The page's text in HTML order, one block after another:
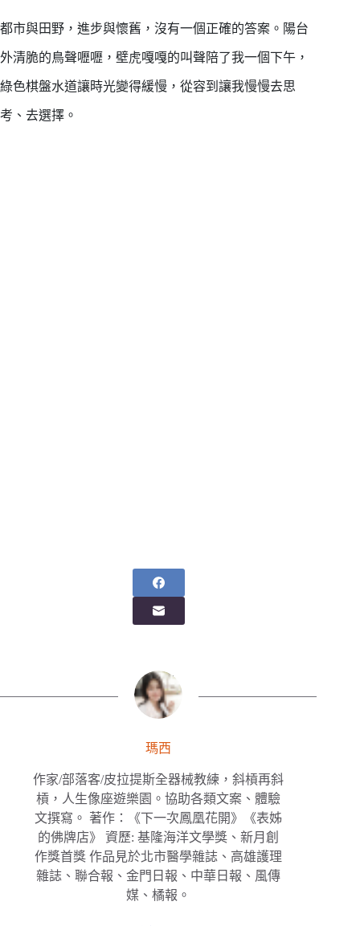
都市與田野，進步與懷舊，沒有一個正確的答案。陽台
外清脆的鳥聲嚦嚦，壁虎嘎嘎的叫聲陪了我一個下午，
綠色棋盤水道讓時光變得緩慢，從容到讓我慢慢去思
考、去選擇。
瑪西
作家/部落客/皮拉提斯全器械教練，斜槓再斜
槓，人生像座遊樂園。協助各類文案、體驗
文撰寫。 著作：《下一次鳳凰花開》《表姊
的佛牌店》 資歷: 基隆海洋文學獎、新月創
作獎首獎 作品見於北市醫學雜誌、高雄護理
雜誌、聯合報、金門日報、中華日報、風傳
媒、橘報。